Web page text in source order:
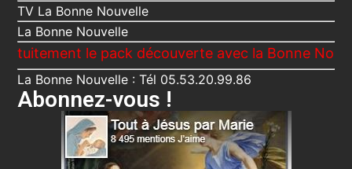
TV La Bonne Nouvelle
La Bonne Nouvelle
le pack découverte avec la Bonne Nouvelle, Le
La Bonne Nouvelle : Tél 05.53.20.99.86
Abonnez-vous !